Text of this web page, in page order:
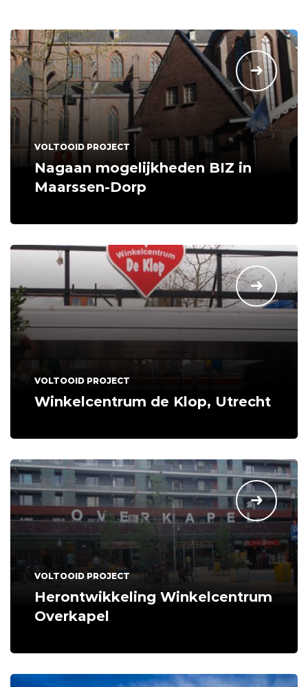
VOLTOOID PROJECT
Nagaan mogelijkheden BIZ in
Maarssen-Dorp
VOLTOOID PROJECT
Winkelcentrum de Klop, Utrecht
VOLTOOID PROJECT
Herontwikkeling Winkelcentrum
Overkapel